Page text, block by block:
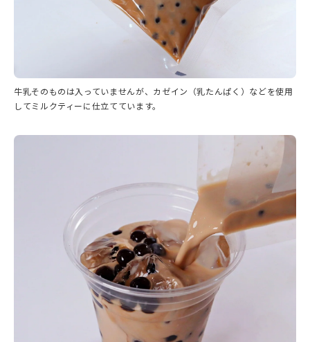
牛乳そのものは入っていませんが、カゼイン（乳たんぱく）などを使用
してミルクティーに仕立てています。